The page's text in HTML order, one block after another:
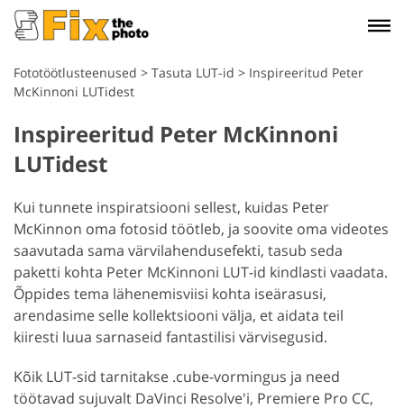
Fototöötlusteenused > Tasuta LUT-id > Inspireeritud Peter
McKinnoni LUTidest
Inspireeritud Peter McKinnoni
LUTidest
Kui tunnete inspiratsiooni sellest, kuidas Peter
McKinnon oma fotosid töötleb, ja soovite oma videotes
saavutada sama värvilahendusefekti, tasub seda
paketti kohta Peter McKinnoni LUT-id kindlasti vaadata.
Õppides tema lähenemisviisi kohta iseärasusi,
arendasime selle kollektsiooni välja, et aidata teil
kiiresti luua sarnaseid fantastilisi värvisegusid.
Kõik LUT-sid tarnitakse .cube-vormingus ja need
töötavad sujuvalt DaVinci Resolve'i, Premiere Pro CC,